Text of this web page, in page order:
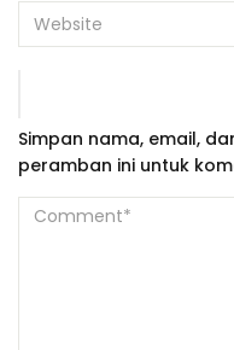
Simpan nama, email,
peramban ini untuk